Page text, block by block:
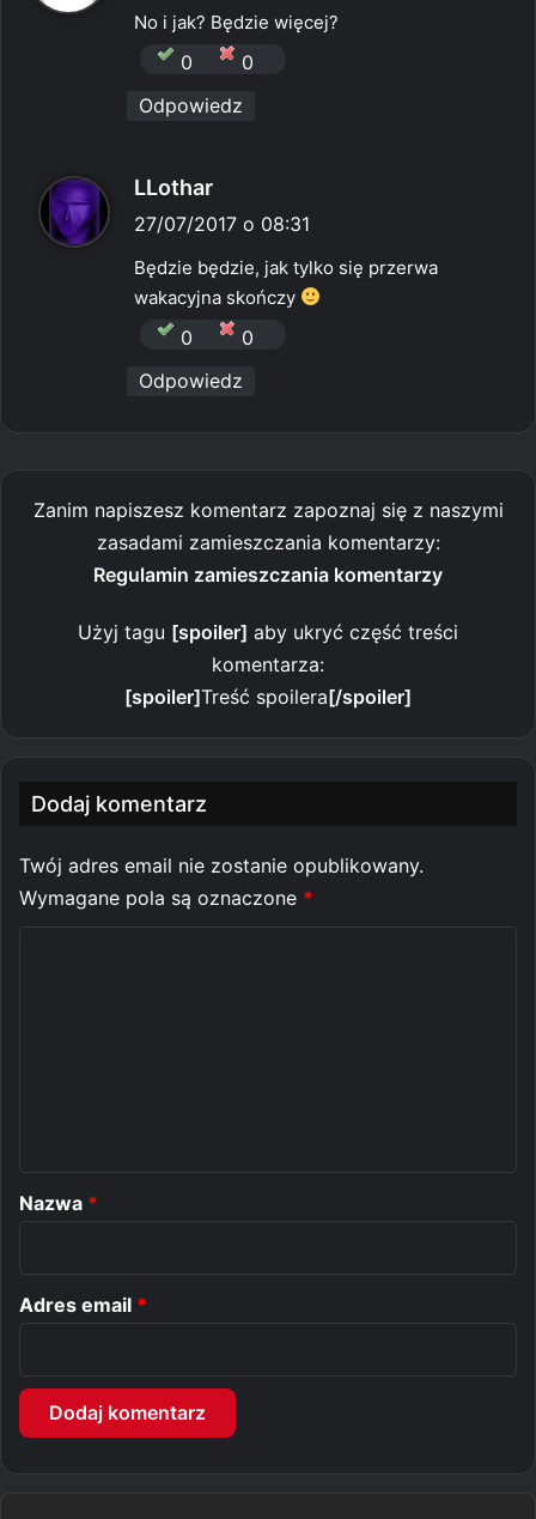
z
:
No i jak? Będzie więcej?
0
0
Odpowiedz
LLothar
i
z
e
27/07/2017 o 08:31
Będzie będzie, jak tylko się przerwa
wakacyjna skończy
0
0
Odpowiedz
Zanim napiszesz komentarz zapoznaj się z naszymi
zasadami zamieszczania komentarzy:
Regulamin zamieszczania komentarzy
Użyj tagu [spoiler] aby ukryć część treści
komentarza:
[spoiler]Treść spoilera[/spoiler]
Dodaj komentarz
Twój adres email nie zostanie opublikowany.
Wymagane pola są oznaczone *
r
Nazwa *
Adres email *